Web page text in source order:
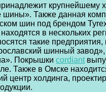
крупнейшему
шины». Также данная
шин под брендом
в нескольких
такие предприятия,
шинный
Покрышки cordiant
Также в Омске
центр холдинга,